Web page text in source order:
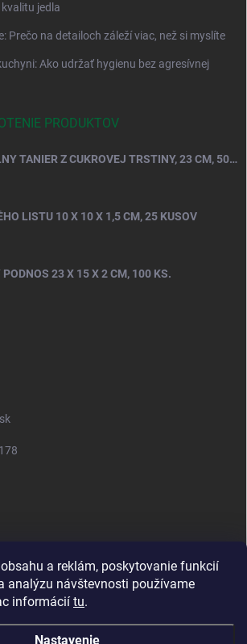
a reklám, poskytovanie funkcií
analýzu návštevnosti používame
informácií tu.
Nastavenie
jedla
Prečo na detailoch záleží viac, než si myslíte
Ako udržať hygienu bez agresívnej
PRODUKTOV
KRUHOVÝ DVOJDIELNY TANIER Z CUKROVEJ TRSTINY, 23 CM, 50 KS.
LISTU 10 X 10 X 1,5 CM, 25 KUSOV
23 X 15 X 2 CM, 100 KS.
shops have logic. SALELOGICS